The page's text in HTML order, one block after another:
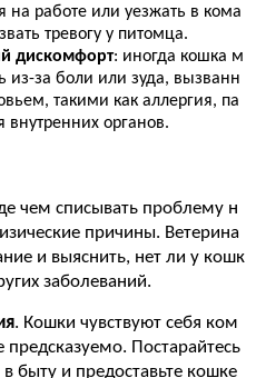
на работе или уезжать в кома
тревогу у питомца.
дискомфорт: иногда кошка м
из-за боли или зуда, вызванн
такими как аллергия, па
внутренних органов.
чем списывать проблему н
причины. Ветерина
и выяснить, нет ли у кошк
заболеваний.
. Кошки чувствуют себя ком
Постарайтесь
быту и предоставьте кошке